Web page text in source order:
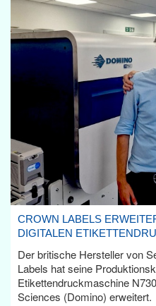
CROWN LABELS
DIGITALEN
Der britische Hersteller von
Labels hat seine
Etikettendruckmaschine
Sciences (Domino) erweitert.